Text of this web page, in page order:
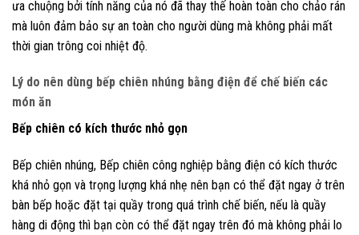
ưa chuộng bởi tính năng của nó đã thay thế hoàn toàn cho chảo rán
mà luôn đảm bảo sự an toàn cho người dùng mà không phải mất
thời gian trông coi nhiệt độ.
Lý do nên dùng bếp chiên nhúng bằng điện để chế biến các
món ăn
Bếp chiên có kích thước nhỏ gọn
Bếp chiên nhúng, Bếp chiên công nghiệp bằng điện có kích thước
khá nhỏ gọn và trọng lượng khá nhẹ nên bạn có thể đặt ngay ở trên
bàn bếp hoặc đặt tại quầy trong quá trình chế biến, nếu là quầy
hàng di động thì bạn còn có thể đặt ngay trên đó mà không phải lo